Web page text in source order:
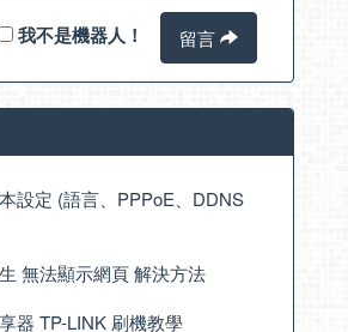
我不是機器人！ 留言
設定 (語言、PPPoE、DDNS
無法顯示網頁 解決方法
器 TP-LINK 刷機教學